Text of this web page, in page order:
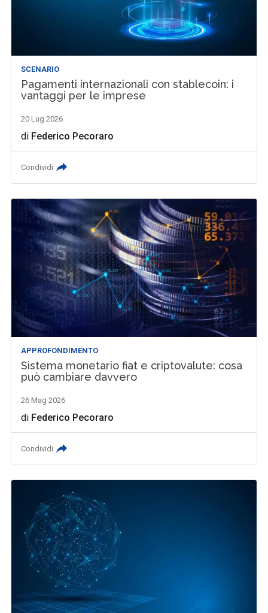
SCENARIO
Pagamenti internazionali con stablecoin: i
vantaggi per le imprese
20 Lug 2026
di Federico Pecoraro
Condividi
APPROFONDIMENTO
Sistema monetario fiat e criptovalute: cosa
può cambiare davvero
26 Mag 2026
di Federico Pecoraro
Condividi